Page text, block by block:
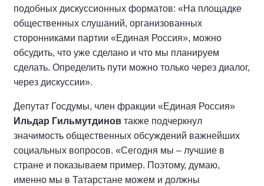
подобных дискуссионных форматов: «На площадке
общественных слушаний, организованных
сторонниками партии «Единая Россия», можно
обсудить, что уже сделано и что мы планируем
сделать. Определить пути можно только через диалог,
через дискуссии».
Депутат Госдумы, член фракции «Единая Россия»
Ильдар Гильмутдинов также подчеркнул
значимость общественных обсуждений важнейших
социальных вопросов. «Сегодня мы – лучшие в
стране и показываем пример. Поэтому, думаю,
именно мы в Татарстане можем и должны